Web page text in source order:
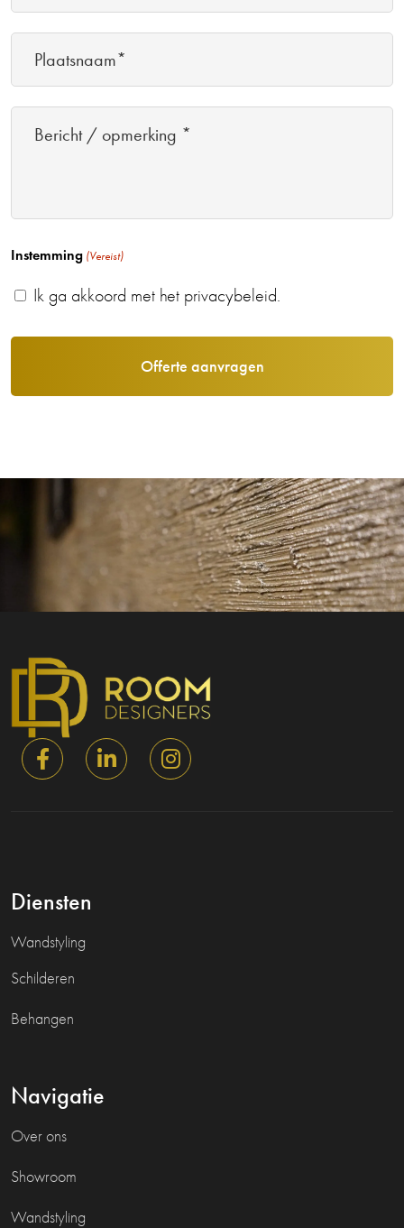
*
Instemming (Vereist)
Ik ga akkoord met het privacybeleid.
Diensten
Wandstyling
Schilderen
Behangen
Navigatie
Over ons
Showroom
Wandstyling